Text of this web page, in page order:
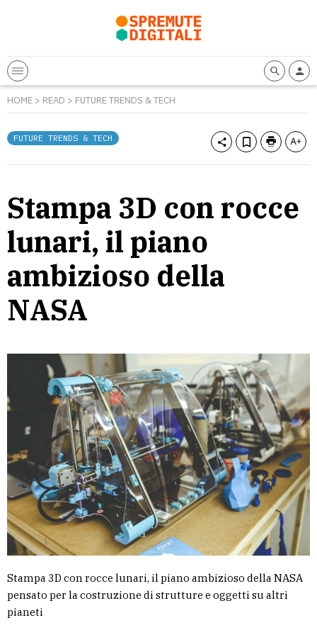
HOME > READ > FUTURE TRENDS & TECH
FUTURE TRENDS & TECH
Stampa 3D con rocce
lunari, il piano
ambizioso della
NASA
Stampa 3D con rocce lunari, il piano ambizioso della NASA
pensato per la costruzione di strutture e oggetti su altri
pianeti